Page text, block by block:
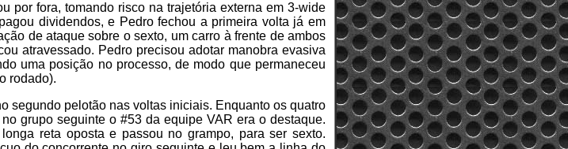
por fora, tomando risco na trajetória externa em 3-wide
dividendos, e Pedro fechou a primeira volta já em
de ataque sobre o sexto, um carro à frente de ambos
atravessado. Pedro precisou adotar manobra evasiva
uma posição no processo, de modo que permaneceu
rodado).
segundo pelotão nas voltas iniciais. Enquanto os quatro
grupo seguinte o #53 da equipe VAR era o destaque.
reta oposta e passou no grampo, para ser sexto.